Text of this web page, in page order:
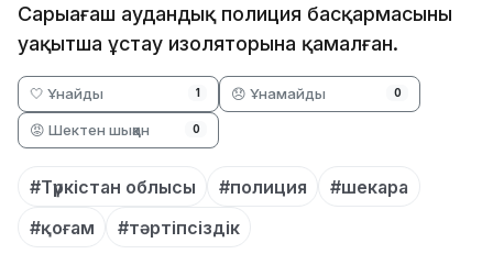
Сарыағаш аудандық полиция басқармасының
уақытша ұстау изоляторына қамалған.
🤍 Ұнайды 1 😞 Ұнамайды 0
😡 Шектен шыққан 0
#Түркістан облысы #полиция
#шекара
#қоғам
#тәртіпсіздік